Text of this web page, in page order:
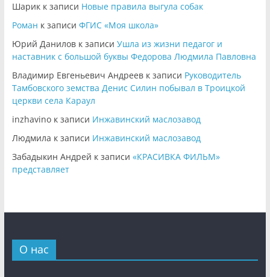
Шарикк записи Новые правила выгула собак
Роман к записи ФГИС «Моя школа»
Юрий Даниловк записи Ушла из жизни педагог и
наставник с большой буквы Федорова Людмила Павловна
Владимир Евгеньевич Андреевк записи Руководитель
Тамбовского земства Денис Силин побывал в Троицкой
церкви села Караул
inzhavinoк записи Инжавинский маслозавод
Людмила к записи Инжавинский маслозавод
Забадыкин Андрей к записи «КРАСИВКА ФИЛЬМ»
представляет
О нас